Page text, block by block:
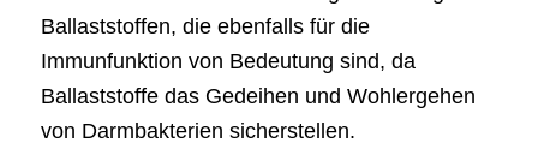
Ballaststoffen, die ebenfalls für die
Immunfunktion von Bedeutung sind, da
Ballaststoffe das Gedeihen und Wohlergehen
von Darmbakterien sicherstellen.